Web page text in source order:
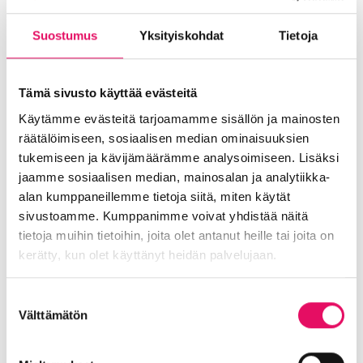
Suostumus Yksityiskohdat Tietoja
Tämä sivusto käyttää evästeitä
Käytämme evästeitä tarjoamamme sisällön ja mainosten
räätälöimiseen, sosiaalisen median ominaisuuksien
tukemiseen ja kävijämäärämme analysoimiseen. Lisäksi
jaamme sosiaalisen median, mainosalan ja analytiikka-
alan kumppaneillemme tietoja siitä, miten käytät
sivustoamme. Kumppanimme voivat yhdistää näitä
tietoja muihin tietoihin, joita olet antanut heille tai joita on
kerätty, kun olet käyttänyt heidän palvelujaan.
valinta
Välttämätön
kaupunkien ja kuntien nettisivuilla.
Yrityskyselyn järjestämisestä vastaavat Kurikan
ja Ilmajoen elinkeinopalvelut sekä Seinäjoella
yrityksiä kyselyn osalta.
Seinäjoen yrityskyselyyn voit käydä
vastaamassa myös suoraantästä linkistä.
Jaa artikkeli
somessa
Uutiskategoriat